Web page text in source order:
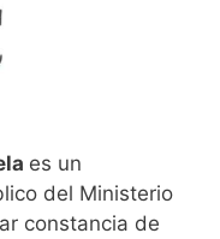
es un
del Ministerio
constancia de